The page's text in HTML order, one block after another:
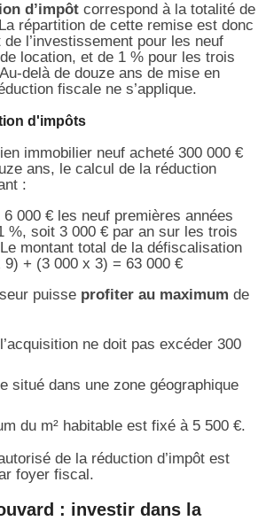
d’impôtcorrespond à la totalité de
répartition de cette remise est donc
l’investissement pour les neuf
location, et de 1 % pour les trois
delà de douze ans de mise en
fiscale ne s’applique.
d'impôts
immobilier neuf acheté 300 000 €
ans, le calcul de la réduction
:
000 € les neuf premières années
%, soit 3 000 € par an sur les trois
montant total de la défiscalisation
+ (3 000 x 3) = 63 000 €
puisse profiter au maximum de
ne doit pas excéder 300
situé dans une zone géographique
du m² habitable est fixé à 5 500 €.
de la réduction d’impôt est
foyer fiscal.
: investir dans la